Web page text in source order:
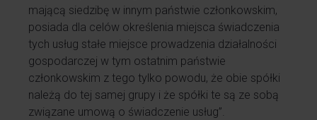
mającą siedzibę w innym państwie członkowskim,
posiada dla celów określenia miejsca świadczenia
tych usług stałe miejsce prowadzenia działalności
gospodarczej w tym ostatnim państwie
członkowskim z tego tylko powodu, że obie spółki
należą do tej samej grupy i że spółki te są ze sobą
związane umową o świadczenie usług”.